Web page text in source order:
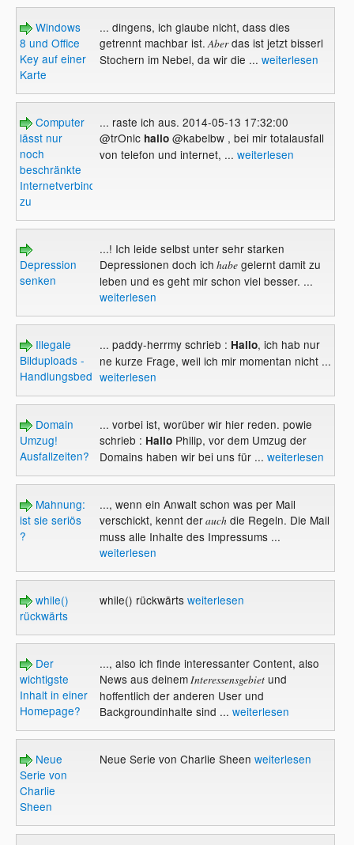
Windows
8 und Office
Key auf einer
Karte
... dingens, ich glaube nicht, dass dies
getrennt machbar ist.Aberdas ist jetzt bisserl
Stochern im Nebel, da wir die ... weiterlesen
Computer
lässt nur
noch
beschränkte
Internetverbindung
zu
... raste ich aus. 2014-05-13 17:32:00
@trOnlc hallo@kabelbw , bei mir totalausfall
von telefon und internet, ... weiterlesen
Depression
senken
...! Ich leide selbst unter sehr starken
Depressionen doch ich habegelernt damit zu
leben und es geht mir schon viel besser. ...
weiterlesen
Illegale
Bilduploads -
Handlungsbedarf?
... paddy-herrmy schrieb : Hallo, ich hab nur
ne kurze Frage, weil ich mir momentan nicht ...
weiterlesen
Domain
Umzug!
Ausfallzeiten?
... vorbei ist, worüber wir hier reden. powie
schrieb : HalloPhilip, vor dem Umzug der
Domains haben wir bei uns für ... weiterlesen
Mahnung:
ist sie seriös
?
..., wenn ein Anwalt schon was per Mail
verschickt, kennt derauchdie Regeln. Die Mail
muss alle Inhalte des Impressums ...
weiterlesen
while()
rückwärts
while() rückwärts weiterlesen
Der
wichtigste
Inhalt in einer
Homepage?
..., also ich finde interessanter Content, also
News aus deinemInteressensgebietund
hoffentlich der anderen User und
Backgroundinhalte sind ... weiterlesen
Neue
Serie von
Charlie
Sheen
Neue Serie von Charlie Sheen weiterlesen